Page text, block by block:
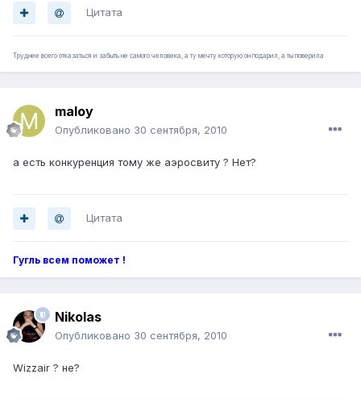
Цитата
Труднее всего отказаться и забыть не самого человека, а ту мечту которую он подарил, а ты поверила
maloy
Опубликовано 30 сентября, 2010
а есть конкуренция тому же аэросвиту ? Нет?
Цитата
Гугль всем поможет !
Nikolas
Опубликовано 30 сентября, 2010
Wizzair ? не?